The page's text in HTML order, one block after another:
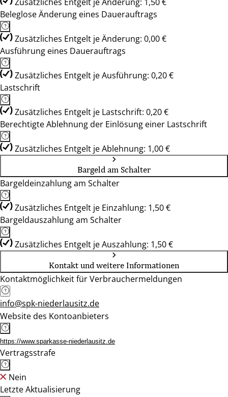
Beleglose Änderung eines Dauerauftrags
Zusätzliches Entgelt je Änderung: 0,00 €
Ausführung eines Dauerauftrags
Zusätzliches Entgelt je Ausführung: 0,20 €
Lastschrift
Zusätzliches Entgelt je Lastschrift: 0,20 €
Berechtigte Ablehnung der Einlösung einer Lastschrift
Zusätzliches Entgelt je Ablehnung: 1,00 €
Bargeld am Schalter
Bargeldeinzahlung am Schalter
Zusätzliches Entgelt je Einzahlung: 1,50 €
Bargeldauszahlung am Schalter
Zusätzliches Entgelt je Auszahlung: 1,50 €
Kontakt und weitere Informationen
Kontaktmöglichkeit für Verbrauchermeldungen
info@spk-niederlausitz.de
Website des Kontoanbieters
https://www.sparkasse-niederlausitz.de
Vertragsstrafe
Nein
Letzte Aktualisierung